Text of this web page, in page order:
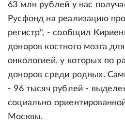
63 млн рублей у нас
Русфонд на реализацию
регистр", - сообщил
доноров костного мозга
онкологией, у которых по
доноров среди родных.
- 96 тысяч рублей -
социально
Москвы.